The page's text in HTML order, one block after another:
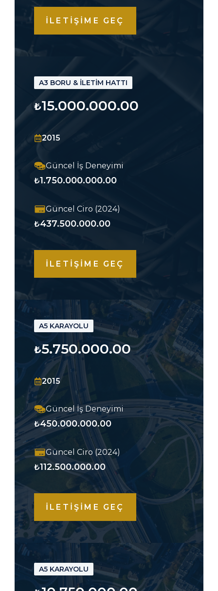
İLETİŞİME GEÇ
A3 BORU & İLETİM HATTI
₺15.000.000.00
2015
Güncel İş Deneyimi
₺1.750.000.000.00
Güncel Ciro (2024)
₺437.500.000.00
İLETİŞİME GEÇ
A5 KARAYOLU
₺5.750.000.00
2015
Güncel İş Deneyimi
₺450.000.000.00
Güncel Ciro (2024)
₺112.500.000.00
İLETİŞİME GEÇ
A5 KARAYOLU